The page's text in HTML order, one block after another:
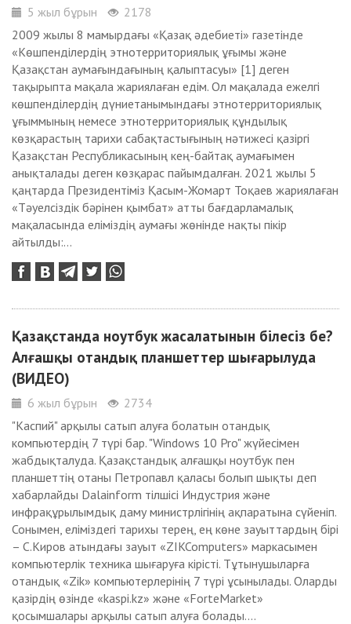
5 жыл бұрын
2178
2009 жылы 8 мамырдағы «Қазақ әдебиеті» газетінде
«Көшпенділердің этнотерриториялық ұғымы және
Қазақстан аумағындағының қалыптасуы» [1] деген
тақырыпта мақала жариялаған едім. Ол мақалада ежелгі
көшпенділердің дүниетанымындағы этнотерриториялық
ұғыммының немесе этнотерриториялық құндылық
көзқарастың тарихи сабақтастығының нәтижесі қазіргі
Қазақстан Республикасының кең-байтақ аумағымен
анықталады деген көзқарас пайымдалған. 2021 жылы 5
қаңтарда Президентіміз Қасым-Жомарт Тоқаев жариялаған
«Тәуелсіздік бәрінен қымбат» атты бағдарламалық
мақаласында еліміздің аумағы жөнінде нақты пікір
айтылды:...
Қазақстанда ноутбук жасалатынын білесіз бе?
Алғашқы отандық планшеттер шығарылуда
(ВИДЕО)
6 жыл бұрын
2734
"Каспий" арқылы сатып алуға болатын отандық
компьютердің 7 түрі бар. "Windows 10 Pro" жүйесімен
жабдықталуда. Қазақстандық алғашқы ноутбук пен
планшеттің отаны Петропавл қаласы болып шықты деп
хабарлайды Dalainform тілшісі Индустрия және
инфрақұрылымдық даму министрлігінің ақпаратына сүйеніп.
Сонымен, еліміздегі тарихы терең, ең көне зауыттардың бірі
– С.Киров атындағы зауыт «ZIKComputers» маркасымен
компьютерлік техника шығаруға кірісті. Тұтынушыларға
отандық «Zik» компьютерлерінің 7 түрі ұсынылады. Оларды
қазірдің өзінде «kaspi.kz» және «ForteMarket»
қосымшалары арқылы сатып алуға болады....